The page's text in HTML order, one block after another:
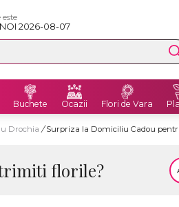
este
NOI 2026-08-07
Buchete Ocazii Flori de Vara
Drochia / Surpriza la Domiciliu Cadou
florile?